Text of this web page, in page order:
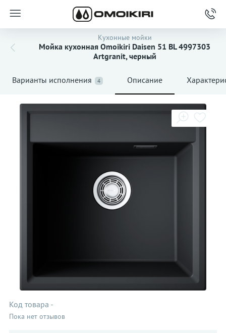
Кухонные мойки
Мойка кухонная Omoikiri Daisen 51 BL 4997303
Artgranit, черный
Варианты исполнения 4 Описание
Код товара -
Пока нет отзывов